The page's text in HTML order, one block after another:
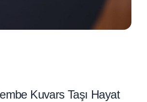
Kuvars Taşı Hayat